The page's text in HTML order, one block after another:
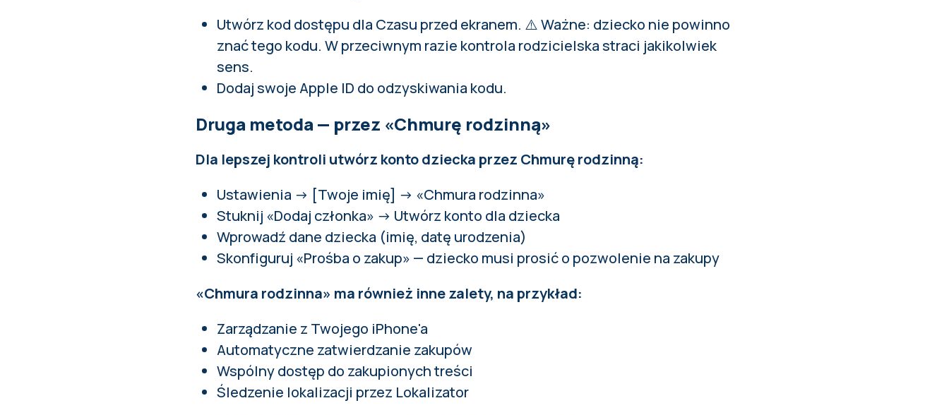
Utwórz kod dostępu dla Czasu przed ekranem. ⚠️ Ważne: dziecko nie powinno
znać tego kodu. W przeciwnym razie kontrola rodzicielska straci jakikolwiek
sens.
Dodaj swoje Apple ID do odzyskiwania kodu.
Druga metoda — przez «Chmurę rodzinną»
Dla lepszej kontroli utwórz konto dziecka przez Chmurę rodzinną:
Ustawienia → [Twoje imię] → «Chmura rodzinna»
Stuknij «Dodaj członka» → Utwórz konto dla dziecka
Wprowadź dane dziecka (imię, datę urodzenia)
Skonfiguruj «Prośba o zakup» — dziecko musi prosić o pozwolenie na zakupy
«Chmura rodzinna» ma również inne zalety, na przykład:
Zarządzanie z Twojego iPhone'a
Automatyczne zatwierdzanie zakupów
Wspólny dostęp do zakupionych treści
Śledzenie lokalizacji przez Lokalizator